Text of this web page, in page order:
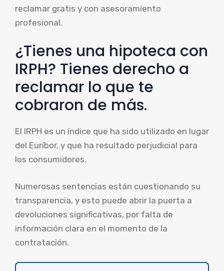
reclamar gratis y con asesoramiento
profesional.
¿Tienes una hipoteca con
IRPH? Tienes derecho a
reclamar lo que te
cobraron de más.
El IRPH es un índice que ha sido utilizado en lugar
del Euríbor, y que ha resultado perjudicial para
los consumidores.
Numerosas sentencias están cuestionando su
transparencia, y esto puede abrir la puerta a
devoluciones significativas, por falta de
información clara en el momento de la
contratación.